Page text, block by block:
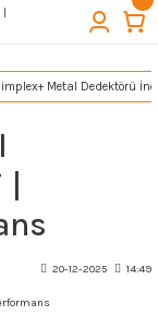
Metal Dedektörü
20-12-2025 14:49